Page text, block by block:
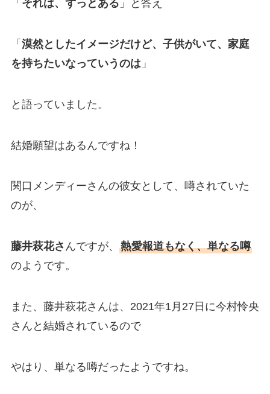
「 それは、ずっとある 」と答え
「 漠然としたイメージだけど、子供がいて、家庭
を持ちたいなっていうのは 」
と語っていました。
結婚願望はあるんですね！
関口メンディーさんの彼女として、噂されていた
のが、
藤井萩花さ んですが、 熱愛報道もなく、単なる噂
のようです。
また、藤井萩花さんは、2021年1月27日に今村怜央
さんと結婚されているので
やはり、単なる噂だったようですね。